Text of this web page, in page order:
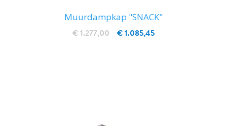
Muurdampkap "SNACK"
€ 1.085,45
€ 1.277,00